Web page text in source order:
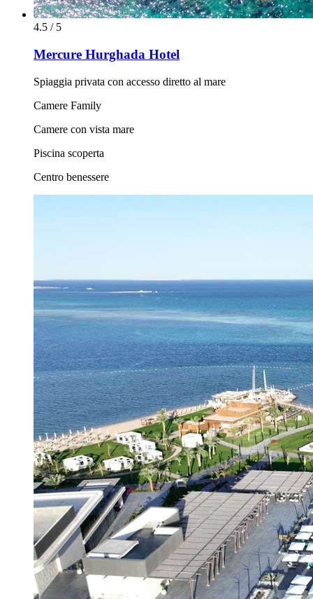
4.5 / 5
Mercure Hurghada Hotel
Spiaggia privata con accesso diretto al mare
Camere Family
Camere con vista mare
Piscina scoperta
Centro benessere